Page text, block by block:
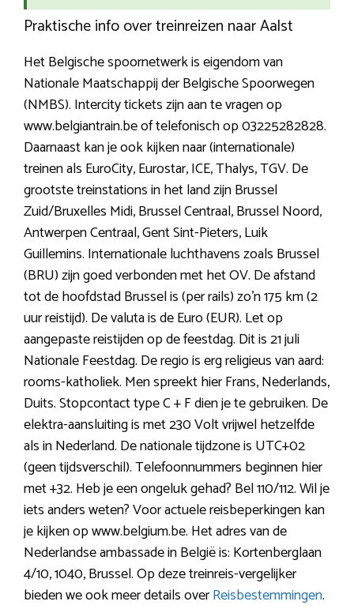
Praktische info over treinreizen naar Aalst
Het Belgische spoornetwerk is eigendom van
Nationale Maatschappij der Belgische Spoorwegen
(NMBS). Intercity tickets zijn aan te vragen op
www.belgiantrain.be of telefonisch op 03225282828.
Daarnaast kan je ook kijken naar (internationale)
treinen als EuroCity, Eurostar, ICE, Thalys, TGV. De
grootste treinstations in het land zijn Brussel
Zuid/Bruxelles Midi, Brussel Centraal, Brussel Noord,
Antwerpen Centraal, Gent Sint-Pieters, Luik
Guillemins. Internationale luchthavens zoals Brussel
(BRU) zijn goed verbonden met het OV. De afstand
tot de hoofdstad Brussel is (per rails) zo’n 175 km (2
uur reistijd). De valuta is de Euro (EUR). Let op
aangepaste reistijden op de feestdag. Dit is 21 juli
Nationale Feestdag. De regio is erg religieus van aard:
rooms-katholiek. Men spreekt hier Frans, Nederlands,
Duits. Stopcontact type C + F dien je te gebruiken. De
elektra-aansluiting is met 230 Volt vrijwel hetzelfde
als in Nederland. De nationale tijdzone is UTC+02
(geen tijdsverschil). Telefoonnummers beginnen hier
met +32. Heb je een ongeluk gehad? Bel 110/112. Wil je
iets anders weten? Voor actuele reisbeperkingen kan
je kijken op www.belgium.be. Het adres van de
Nederlandse ambassade in België is: Kortenberglaan
4/10, 1040, Brussel. Op deze treinreis-vergelijker
bieden we ook meer details overReisbestemmingen.